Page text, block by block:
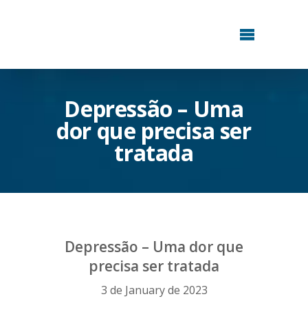
Depressão – Uma
dor que precisa ser
tratada
Depressão – Uma dor que
precisa ser tratada
3 de January de 2023